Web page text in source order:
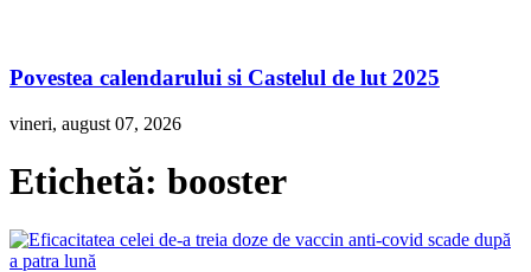
Povestea calendarului si Castelul de lut 2025
vineri, august 07, 2026
Etichetă: booster